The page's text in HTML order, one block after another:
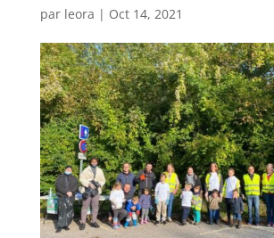
par leora | Oct 14, 2021